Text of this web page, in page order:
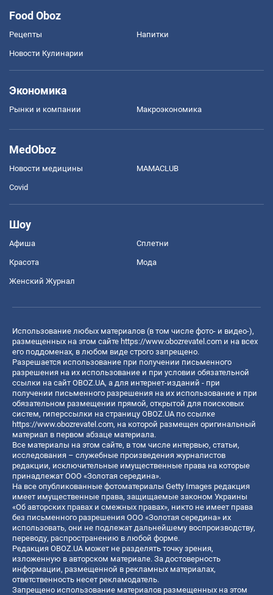
Food Oboz
Рецепты Напитки
Новости Кулинарии
Экономика
Рынки и компании Mакроэкономика
MedOboz
Новости медицины MAMACLUB
Covid
Шоу
Афиша Сплетни
Красота Мода
Женский Журнал
Использование любых материалов (в том числе фото- и видео-),
размещенных на этом сайте https://www.obozrevatel.com и на всех
его поддоменах, в любом виде строго запрещено.
Разрешается использование при получении письменного
разрешения на их использование и при условии обязательной
ссылки на сайт OBOZ.UA, а для интернет-изданий - при
получении письменного разрешения на их использование и при
обязательном размещении прямой, открытой для поисковых
систем, гиперссылки на страницу OBOZ.UA по ссылке
https://www.obozrevatel.com, на которой размещен оригинальный
материал в первом абзаце материала.
Все материалы на этом сайте, в том числе интервью, статьи,
исследования – служебные произведения журналистов
редакции, исключительные имущественные права на которые
принадлежат ООО «Золотая середина».
На все опубликованные фотоматериалы Getty Images редакция
имеет имущественные права, защищаемые законом Украины
«Об авторских правах и смежных правах», никто не имеет права
без письменного разрешения ООО «Золотая середина» их
использовать, они не подлежат дальнейшему воспроизводству,
переводу, распространению в любой форме.
Редакция OBOZ.UA может не разделять точку зрения,
изложенную в авторском материале. За достоверность
информации, размещенной в рекламных материалах,
ответственность несет рекламодатель.
Запрещено использование материалов размещенных на этом